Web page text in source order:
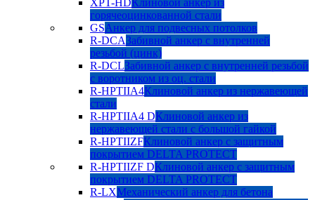
XPT-HDКлиновой анкер из
горячеоцинкованной стали
GSАнкер для подвесных потолков
R-DCAЗабивной анкер с внутренней
резьбой (цинк)
R-DCLЗабивной анкер с внутренней резьбой
с воротником из оц. стали
R-HPTIIA4Клиновой анкер из нержавеющей
стали
R-HPTIIA4 DКлиновой анкер из
нержавеющей стали с большой гайкой
R-HPTIIZFКлиновой анкер с защитным
покрытием DELTA PROTECT
R-HPTIIZF DКлиновой анкер с защитным
покрытием DELTA PROTECT
R-LXМеханический анкер для бетона